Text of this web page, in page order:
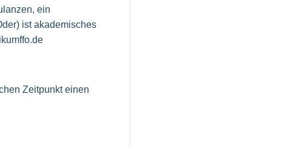
ein
ist akademisches
Zeitpunkt einen